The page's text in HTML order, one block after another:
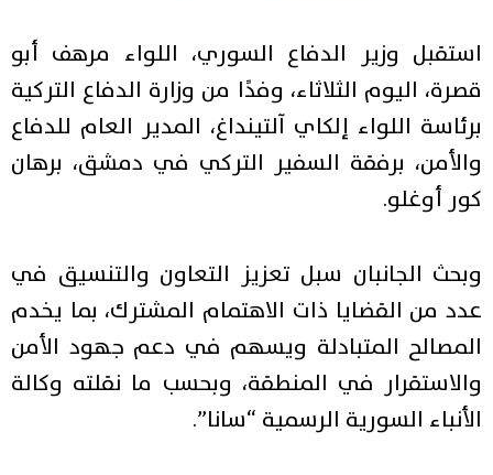
استقبل وزير الدفاع السوري، اللواء مرهف أبو
قصرة، اليوم الثلاثاء، وفدًا من وزارة الدفاع التركية
برئاسة اللواء إلكاي آلتينداغ، المدير العام للدفاع
والأمن، برفقة السفير التركي في دمشق، برهان
كور أوغلو.
وبحث الجانبان سبل تعزيز التعاون والتنسيق في
عدد من القضايا ذات الاهتمام المشترك، بما يخدم
المصالح المتبادلة ويسهم في دعم جهود الأمن
والاستقرار في المنطقة، وبحسب ما نقلته وكالة
الأنباء السورية الرسمية “سانا”.